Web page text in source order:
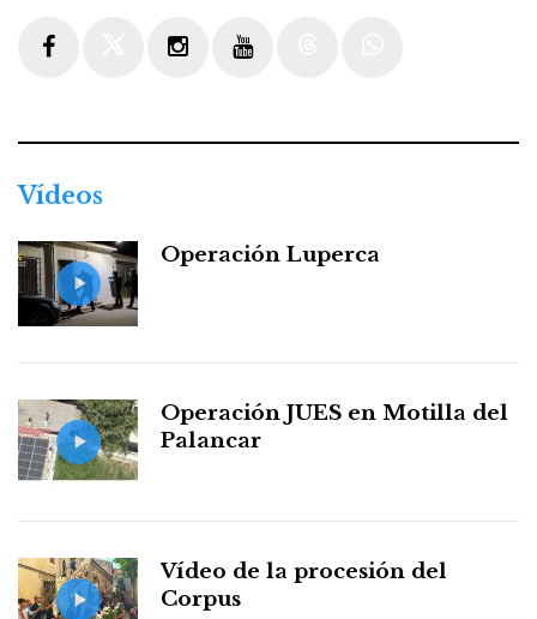
Vídeos
Operación Luperca
Operación JUES en Motilla del
Palancar
Vídeo de la procesión del
Corpus